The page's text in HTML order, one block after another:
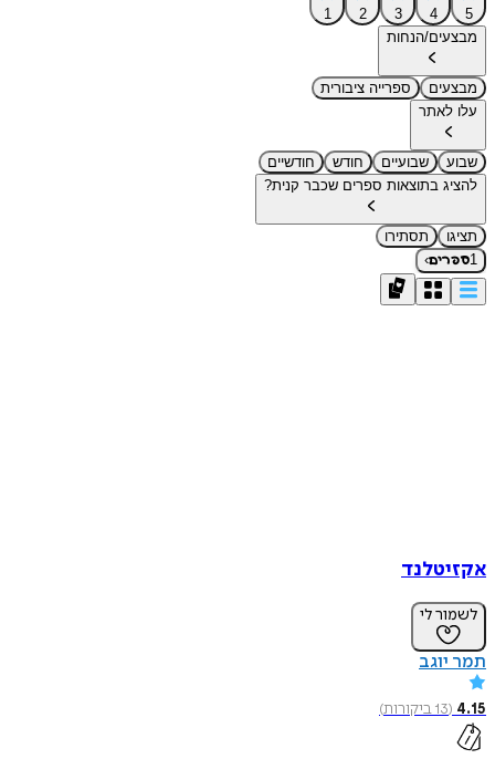
5
4
3
2
1
מבצעים/הנחות
מבצעים
ספרייה ציבורית
עלו לאתר
שבוע שבועיים חודש
חודשיים
להציג בתוצאות ספרים שכבר קנית?
תציגו
תסתירו
1ספרים›
אקזיטלנד
לשמור לי
תמר יוגב
4.15
(
13ביקורות)